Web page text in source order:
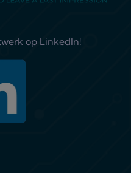
op LinkedIn!